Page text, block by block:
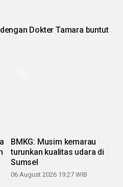
Dokter Tamara buntut
BMKG: Musim kemarau
turunkan kualitas udara di
Sumsel
06 August 2026 19:27 WIB